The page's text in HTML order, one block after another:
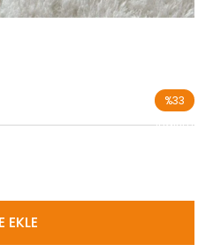
%33
İndirim